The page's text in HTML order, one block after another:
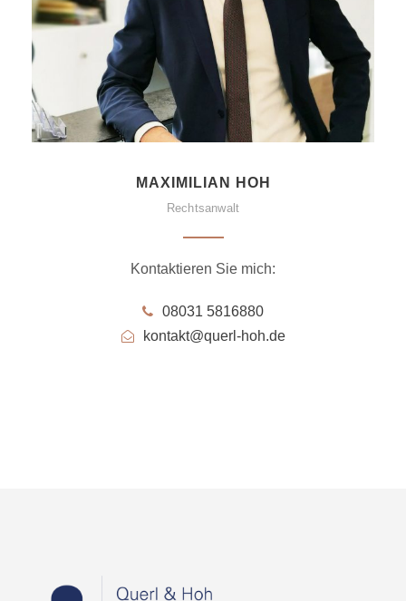
MAXIMILIAN HOH
Rechtsanwalt
Kontaktieren Sie mich:
08031 5816880
kontakt@querl-hoh.de